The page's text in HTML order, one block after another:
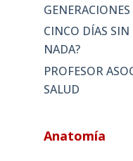
CINCO DÍAS
NADA?
PROFESOR
SALUD
Anatomía